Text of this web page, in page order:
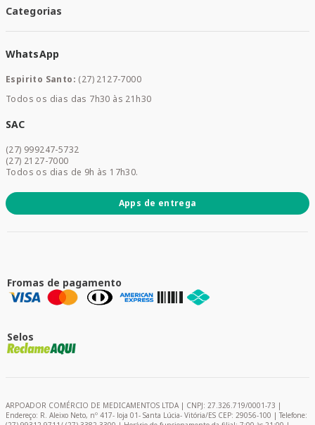
Santa Mais Convenios
Meus Pedidos
Categorias
Saúde e Bem-estar
Mamães e Bebê
Dermocosméticos
Promoções
WhatsApp
Espirito Santo: (27) 2127-7000
Todos os dias das 7h30 às 21h30
SAC
(27) 999247-5732
(27) 2127-7000
Todos os dias de 9h às 17h30.
Apps de entrega
Fromas de pagamento
Selos
ARPOADOR COMÉRCIO DE MEDICAMENTOS LTDA | CNPJ: 27.326.719/0001-73 |
Endereço: R. Aleixo Neto, nº 417- loja 01- Santa Lúcia- Vitória/ES CEP: 29056-100 | Telefone: